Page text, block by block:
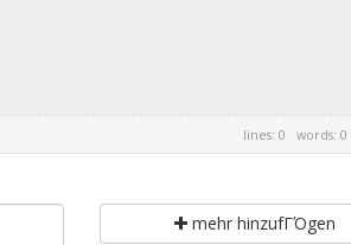
lines: 0 words: 0
mehr hinzufΓΌgen